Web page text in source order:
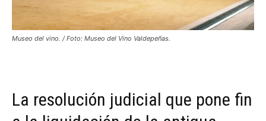
Museo del vino. / Foto: Museo del Vino Valdepeñas.
La resolución judicial que pone fin